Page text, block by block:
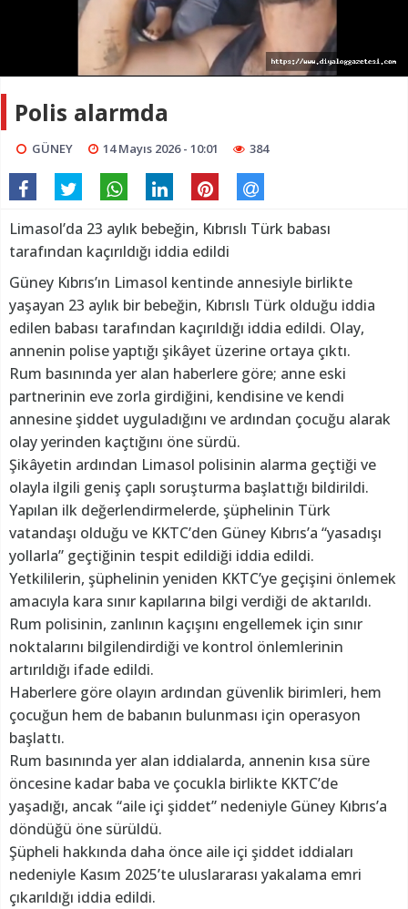
Polis alarmda
GÜNEY 14 Mayıs 2026 - 10:01 384
Limasol’da 23 aylık bebeğin, Kıbrıslı Türk babası
tarafından kaçırıldığı iddia edildi
Güney Kıbrıs’ın Limasol kentinde annesiyle birlikte
yaşayan 23 aylık bir bebeğin, Kıbrıslı Türk olduğu iddia
edilen babası tarafından kaçırıldığı iddia edildi. Olay,
annenin polise yaptığı şikâyet üzerine ortaya çıktı.
Rum basınında yer alan haberlere göre; anne eski
partnerinin eve zorla girdiğini, kendisine ve kendi
annesine şiddet uyguladığını ve ardından çocuğu alarak
olay yerinden kaçtığını öne sürdü.
Şikâyetin ardından Limasol polisinin alarma geçtiği ve
olayla ilgili geniş çaplı soruşturma başlattığı bildirildi.
Yapılan ilk değerlendirmelerde, şüphelinin Türk
vatandaşı olduğu ve KKTC’den Güney Kıbrıs’a “yasadışı
yollarla” geçtiğinin tespit edildiği iddia edildi.
Yetkililerin, şüphelinin yeniden KKTC’ye geçişini önlemek
amacıyla kara sınır kapılarına bilgi verdiği de aktarıldı.
Rum polisinin, zanlının kaçışını engellemek için sınır
noktalarını bilgilendirdiği ve kontrol önlemlerinin
artırıldığı ifade edildi.
Haberlere göre olayın ardından güvenlik birimleri, hem
çocuğun hem de babanın bulunması için operasyon
başlattı.
Rum basınında yer alan iddialarda, annenin kısa süre
öncesine kadar baba ve çocukla birlikte KKTC’de
yaşadığı, ancak “aile içi şiddet” nedeniyle Güney Kıbrıs’a
döndüğü öne sürüldü.
Şüpheli hakkında daha önce aile içi şiddet iddiaları
nedeniyle Kasım 2025’te uluslararası yakalama emri
çıkarıldığı iddia edildi.